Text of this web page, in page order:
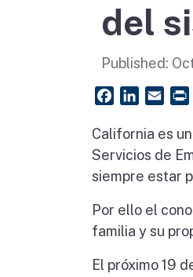
del
Published:
FacebookLinkedIn
Email
California es
Servicios de
siempre estar
Por ello el
familia y su
El próximo 19